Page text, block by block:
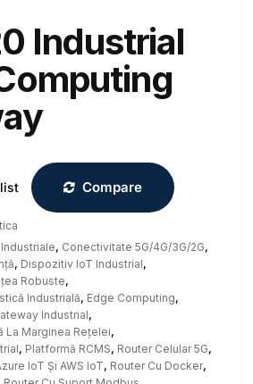
Industrial
Compare
, Conectivitate 5G/4G/3G/2G,
, Dispozitiv IoT Industrial,
Robuste,
Industrială, Edge Computing,
Industrial,
La Marginea Rețelei,
, Platformă RCMS, Router Celular 5G,
IoT Și AWS IoT, Router Cu Docker,